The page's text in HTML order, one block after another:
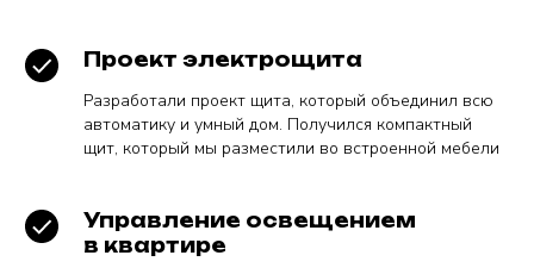
Проект электрощита
Разработали проект щита, который объединил всю
автоматику и умный дом. Получился компактный
щит, который мы разместили во встроенной мебели
Управление освещением
в квартире